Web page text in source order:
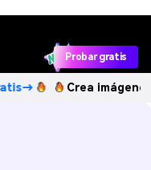
Probar gratis
Crea imágenes IA